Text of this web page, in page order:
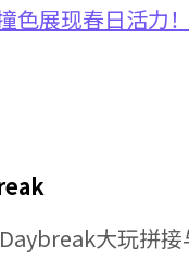
色展现春日活力！
大玩拼接